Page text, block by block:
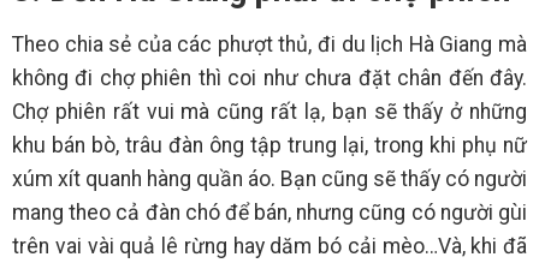
Theo chia sẻ của các phượt thủ, đi du lịch Hà Giang mà
không đi chợ phiên thì coi như chưa đặt chân đến đây.
Chợ phiên rất vui mà cũng rất lạ, bạn sẽ thấy ở những
khu bán bò, trâu đàn ông tập trung lại, trong khi phụ nữ
xúm xít quanh hàng quần áo. Bạn cũng sẽ thấy có người
mang theo cả đàn chó để bán, nhưng cũng có người gùi
trên vai vài quả lê rừng hay dăm bó cải mèo…Và, khi đã